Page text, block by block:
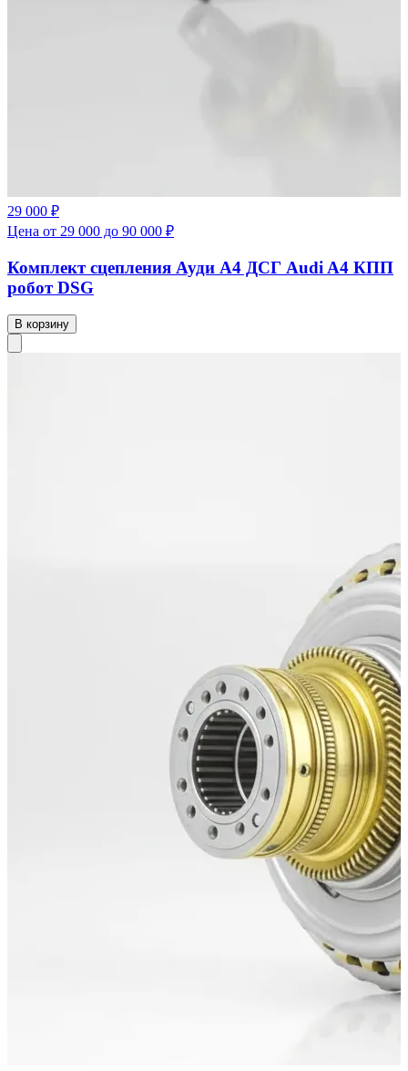
29 000 ₽
Цена от 29 000 до 90 000 ₽
Комплект сцепления Ауди А4 ДСГ Audi A4 КПП
робот DSG
В корзину